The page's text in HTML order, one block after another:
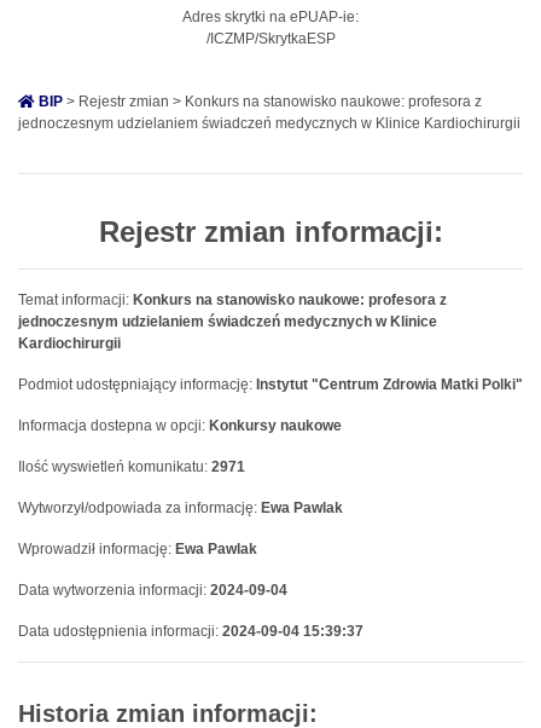
Adres skrytki na ePUAP-ie:
/ICZMP/SkrytkaESP
BIP > Rejestr zmian > Konkurs na stanowisko naukowe: profesora z
jednoczesnym udzielaniem świadczeń medycznych w Klinice Kardiochirurgii
Rejestr zmian informacji:
Temat informacji: Konkurs na stanowisko naukowe: profesora z
jednoczesnym udzielaniem świadczeń medycznych w Klinice
Kardiochirurgii
Podmiot udostępniający informację: Instytut "Centrum Zdrowia Matki Polki"
Informacja dostepna w opcji: Konkursy naukowe
Ilość wyswietleń komunikatu: 2971
Wytworzył/odpowiada za informację: Ewa Pawlak
Wprowadził informację: Ewa Pawlak
Data wytworzenia informacji: 2024-09-04
Data udostępnienia informacji: 2024-09-04 15:39:37
Historia zmian informacji: